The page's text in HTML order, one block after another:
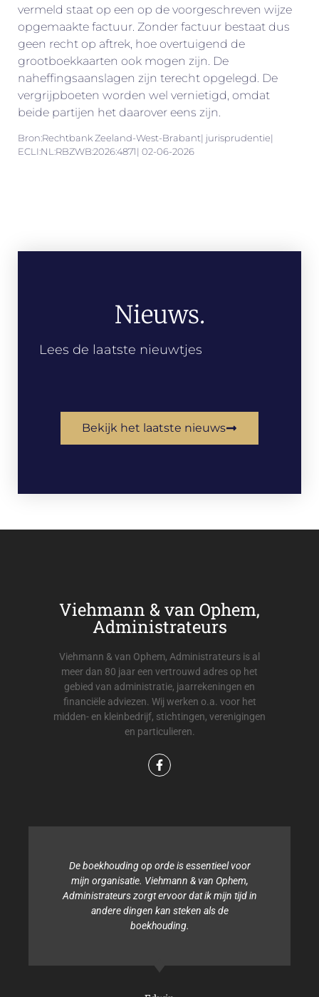
vermeld staat op een op de voorgeschreven wijze
opgemaakte factuur. Zonder factuur bestaat dus
geen recht op aftrek, hoe overtuigend de
grootboekkaarten ook mogen zijn. De
naheffingsaanslagen zijn terecht opgelegd. De
vergrijpboeten worden wel vernietigd, omdat
beide partijen het daarover eens zijn.
Bron:Rechtbank Zeeland-West-Brabant| jurisprudentie|
ECLI:NL:RBZWB:2026:4871| 02-06-2026
Nieuws.
Lees de laatste nieuwtjes
Bekijk het laatste nieuws
Viehmann & van Ophem,
Administrateurs
Viehmann & van Ophem, Administrateurs is al
meer dan 80 jaar een vertrouwd adres op het
gebied van administratie, jaarrekeningen en
financiële adviezen. Wij werken o.a. voor het
midden- en kleinbedrijf, stichtingen, verenigingen
en particulieren.
De boekhouding op orde is essentieel voor
mijn organisatie. Viehmann & van Ophem,
zorgt ervoor dat ik mijn tijd in
andere dingen kan steken als de